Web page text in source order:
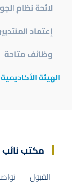
لائحة نظام
إعتماد
وظائف متاحة
الهيئة
مكتب نائب
القبول